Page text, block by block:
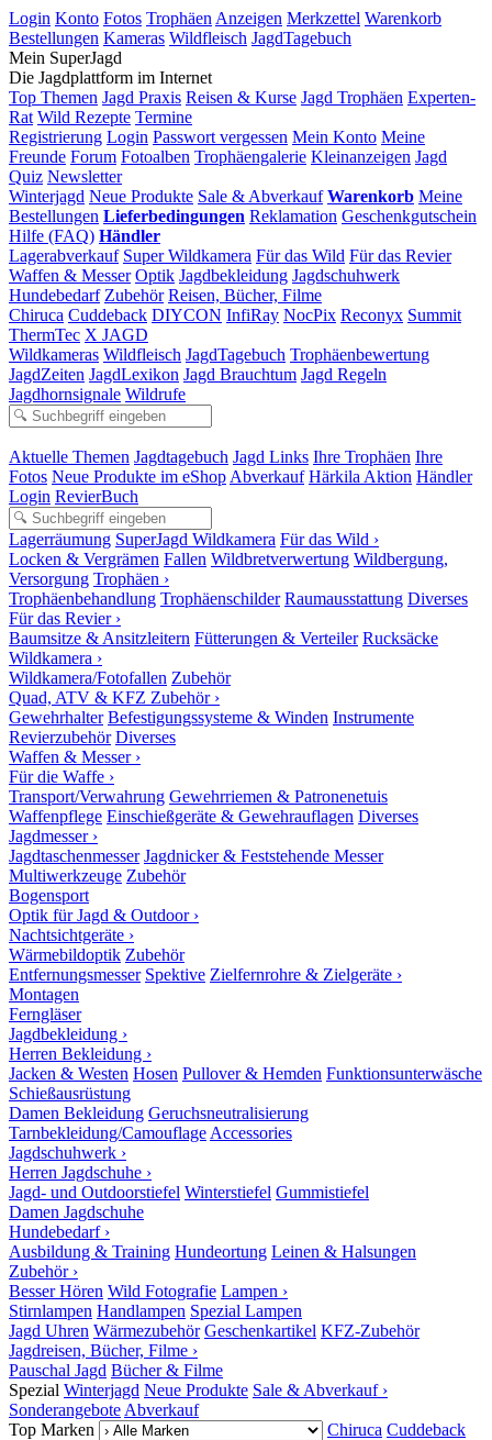
Login Konto Fotos Trophäen Anzeigen Merkzettel Warenkorb
Bestellungen Kameras Wildfleisch JagdTagebuch
Mein SuperJagd
Die Jagdplattform im Internet
Top Themen Jagd Praxis Reisen & Kurse Jagd Trophäen Experten-
Rat Wild Rezepte Termine
Registrierung Login Passwort vergessen Mein Konto Meine
Freunde Forum Fotoalben Trophäengalerie Kleinanzeigen Jagd
Quiz Newsletter
Winterjagd Neue Produkte Sale & Abverkauf Warenkorb Meine
Bestellungen Lieferbedingungen Reklamation Geschenkgutschein
Hilfe (FAQ) Händler
Lagerabverkauf Super Wildkamera Für das Wild Für das Revier
Waffen & Messer Optik Jagdbekleidung Jagdschuhwerk
Hundebedarf Zubehör Reisen, Bücher, Filme
Chiruca Cuddeback DIYCON InfiRay NocPix Reconyx Summit
ThermTec X JAGD
Wildkameras Wildfleisch JagdTagebuch Trophäenbewertung
JagdZeiten JagdLexikon Jagd Brauchtum Jagd Regeln
Jagdhornsignale Wildrufe
Aktuelle Themen Jagdtagebuch Jagd Links Ihre Trophäen Ihre
Fotos Neue Produkte im eShop Abverkauf Härkila Aktion Händler
Login RevierBuch
Lagerräumung SuperJagd Wildkamera Für das Wild ›
Locken & Vergrämen Fallen Wildbretverwertung Wildbergung,
Versorgung Trophäen ›
Trophäenbehandlung Trophäenschilder Raumausstattung Diverses
Für das Revier ›
Baumsitze & Ansitzleitern Fütterungen & Verteiler Rucksäcke
Wildkamera ›
Wildkamera/Fotofallen Zubehör
Quad, ATV & KFZ Zubehör ›
Gewehrhalter Befestigungssysteme & Winden Instrumente
Revierzubehör Diverses
Waffen & Messer ›
Für die Waffe ›
Transport/Verwahrung Gewehrriemen & Patronenetuis
Waffenpflege Einschießgeräte & Gewehrauflagen Diverses
Jagdmesser ›
Jagdtaschenmesser Jagdnicker & Feststehende Messer
Multiwerkzeuge Zubehör
Bogensport
Optik für Jagd & Outdoor ›
Nachtsichtgeräte ›
Wärmebildoptik Zubehör
Entfernungsmesser Spektive Zielfernrohre & Zielgeräte ›
Montagen
Ferngläser
Jagdbekleidung ›
Herren Bekleidung ›
Jacken & Westen Hosen Pullover & Hemden Funktionsunterwäsche
Schießausrüstung
Damen Bekleidung Geruchsneutralisierung
Tarnbekleidung/Camouflage Accessories
Jagdschuhwerk ›
Herren Jagdschuhe ›
Jagd- und Outdoorstiefel Winterstiefel Gummistiefel
Damen Jagdschuhe
Hundebedarf ›
Ausbildung & Training Hundeortung Leinen & Halsungen
Zubehör ›
Besser Hören Wild Fotografie Lampen ›
Stirnlampen Handlampen Spezial Lampen
Jagd Uhren Wärmezubehör Geschenkartikel KFZ-Zubehör
Jagdreisen, Bücher, Filme ›
Pauschal Jagd Bücher & Filme
Spezial Winterjagd Neue Produkte Sale & Abverkauf ›
Sonderangebote Abverkauf
Top Marken
Chiruca Cuddeback